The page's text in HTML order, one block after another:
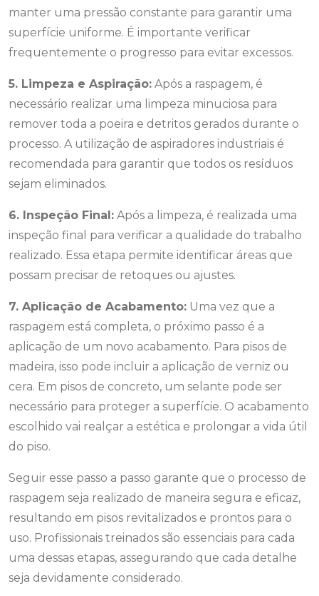
manter uma pressão constante para garantir uma
superfície uniforme. É importante verificar
frequentemente o progresso para evitar excessos.
5. Limpeza e Aspiração: Após a raspagem, é
necessário realizar uma limpeza minuciosa para
remover toda a poeira e detritos gerados durante o
processo. A utilização de aspiradores industriais é
recomendada para garantir que todos os resíduos
sejam eliminados.
6. Inspeção Final: Após a limpeza, é realizada uma
inspeção final para verificar a qualidade do trabalho
realizado. Essa etapa permite identificar áreas que
possam precisar de retoques ou ajustes.
7. Aplicação de Acabamento: Uma vez que a
raspagem está completa, o próximo passo é a
aplicação de um novo acabamento. Para pisos de
madeira, isso pode incluir a aplicação de verniz ou
cera. Em pisos de concreto, um selante pode ser
necessário para proteger a superfície. O acabamento
escolhido vai realçar a estética e prolongar a vida útil
do piso.
Seguir esse passo a passo garante que o processo de
raspagem seja realizado de maneira segura e eficaz,
resultando em pisos revitalizados e prontos para o
uso. Profissionais treinados são essenciais para cada
uma dessas etapas, assegurando que cada detalhe
seja devidamente considerado.